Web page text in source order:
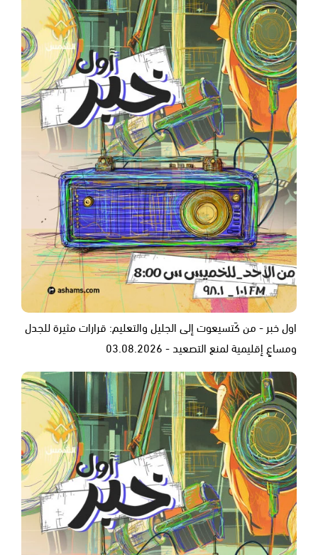
اول خبر - من كَتسيعوت إلى الجليل والتعليم: قرارات مثيرة للجدل
ومساعٍ إقليمية لمنع التصعيد - 03.08.2026